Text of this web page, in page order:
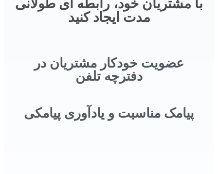
با مشتریان خود، رابطه ای طولانی
مدت ایجاد کنید
عضویت خودکار مشتریان در
دفترچه تلفن
پیامک مناسبت و یادآوری پیامکی